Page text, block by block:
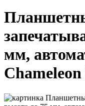
мм,